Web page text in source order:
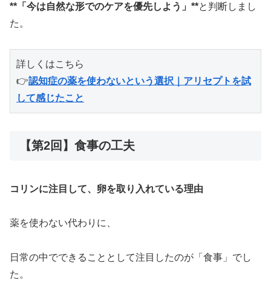
**「今は自然な形でのケアを優先しよう」**と判断しまし
た。
詳しくはこちら
👉認知症の薬を使わないという選択｜アリセプトを試
して感じたこと
【第2回】食事の工夫
コリンに注目して、卵を取り入れている理由
薬を使わない代わりに、
日常の中でできることとして注目したのが「食事」でし
た。